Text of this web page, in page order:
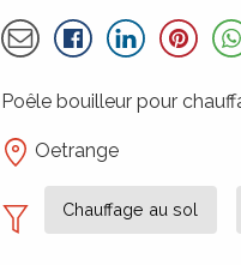
À propos de
Partager par email
Détails
Poêle bouilleur pour
Oetrange
Chauffage au sol